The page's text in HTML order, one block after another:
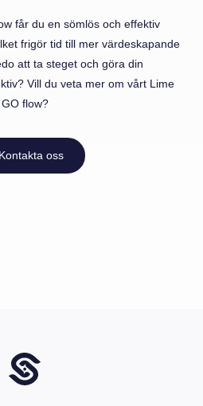
får du en sömlös och effektiv
frigör tid till mer värdeskapande
att ta steget och göra din
Vill du veta mer om vårt Lime
GO flow?
Kontakta oss